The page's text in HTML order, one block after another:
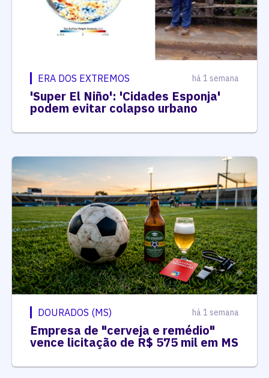
ERA DOS EXTREMOS há 1 semana
'Super El Niño': 'Cidades Esponja'
podem evitar colapso urbano
DOURADOS (MS) há 1 semana
Empresa de "cerveja e remédio"
vence licitação de R$ 575 mil em MS